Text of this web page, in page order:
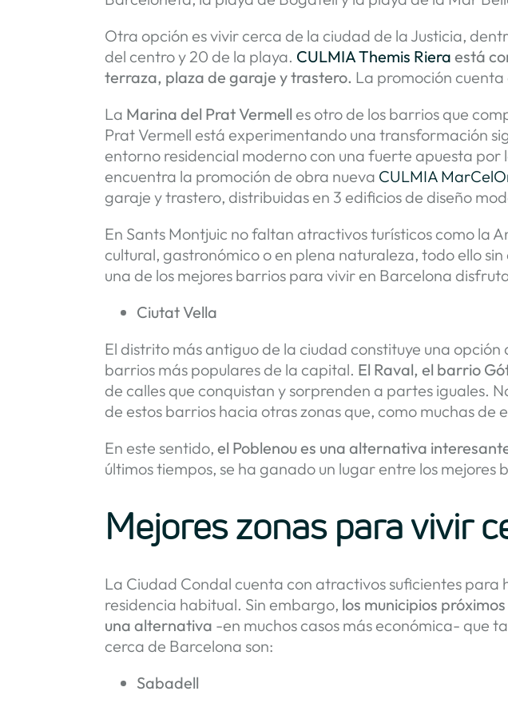
Otra opción es vivir cerca de la ciudad de la Justicia,
del centro y 20 de la playa. CULMIA Themis Riera está
terraza, plaza de garaje y trastero. La promoción
La Marina del Prat Vermelles otro de los barrios que
Prat Vermell está experimentando una transformación
entorno residencial moderno con una fuerte apuesta por
encuentra la promoción de obra nueva CULMIA
garaje y trastero, distribuidas en 3 edificios de diseño
En Sants Montjuic no faltan atractivos turísticos como la
cultural, gastronómico o en plena naturaleza, todo ello
una de los mejores barrios para vivir en Barcelona
Ciutat Vella
El distrito más antiguo de la ciudad constituye una
barrios más populares de la capital. El Raval, el barrio
de calles que conquistan y sorprenden a partes iguales.
de estos barrios hacia otras zonas que, como muchas
En este sentido,el Poblenou es una alternativa
últimos tiempos, se ha ganado un lugar entre los
Mejores zonas para vivir
La Ciudad Condal cuenta con atractivos suficientes
residencia habitual. Sin embargo, los municipios
una alternativa -en muchos casos más económica- que
cerca de Barcelona son:
Sabadell